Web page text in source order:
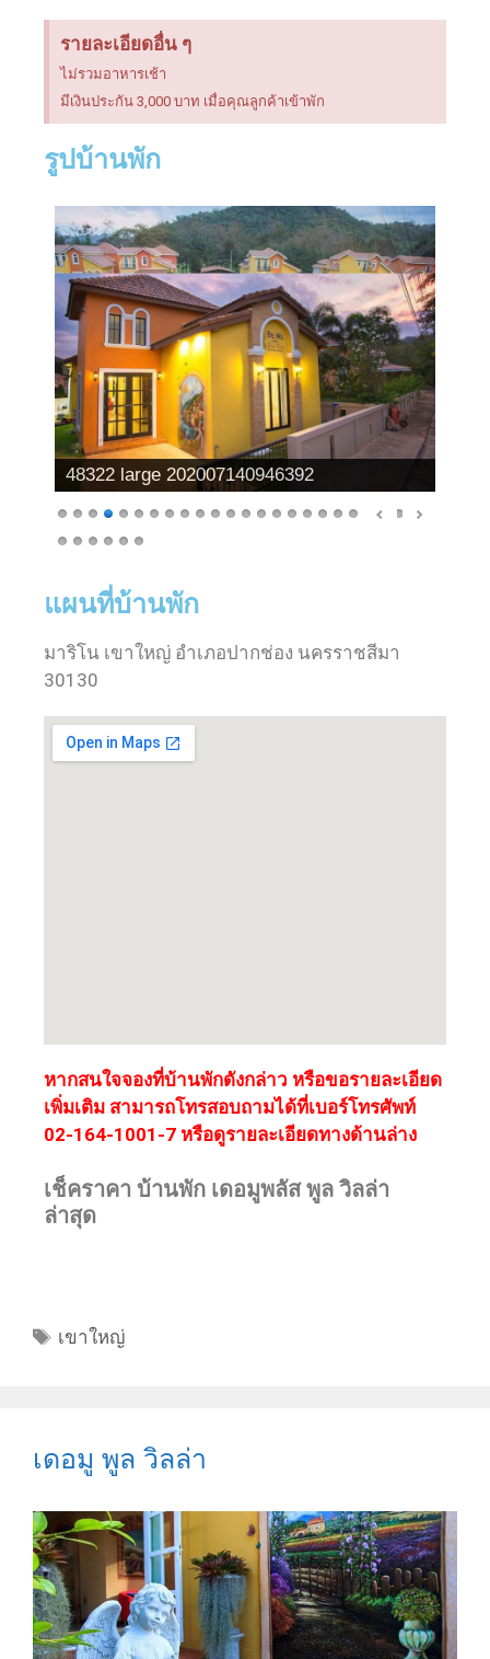
รายละเอียดอื่น ๆ
ไม่รวมอาหารเช้า
มีเงินประกัน 3,000 บาท เมื่อคุณลูกค้าเข้าพัก
รูปบ้านพัก
48322 large 202007140946392
แผนที่บ้านพัก
มาริโน เขาใหญ่ อำเภอปากช่อง นครราชสีมา
30130
หากสนใจจองที่บ้านพักดังกล่าว หรือขอรายละเอียด
เพิ่มเติม สามารถโทรสอบถามได้ที่เบอร์โทรศัพท์
02-164-1001-7 หรือดูรายละเอียดทางด้านล่าง
เช็คราคา บ้านพัก เดอมูพลัส พูล วิลล่า
ล่าสุด
เขาใหญ่
เดอมู พูล วิลล่า